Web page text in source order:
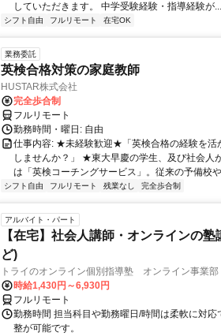
していただきます。 中学受験経験・指導経験が...
シフト自由 フルリモート 在宅OK
業務委託
英検合格対策の家庭教師
HUSTAR株式会社
完全歩合制
フルリモート
勤務時間・曜日: 自由
仕事内容: ★未経験歓迎★「英検合格の経験を活
しませんか？」 ★東大早慶の学生、及び社会
は「英検コーチングサービス」。従来の予備校
シフト自由 フルリモート 残業なし 完全歩合制
アルバイト・パート
【在宅】社会人講師・オンラインの
ど)
トライのオンライン個別指導塾 オンライン事業部
時給1,430円～6,930円
フルリモート
勤務時間 担当科目や勤務曜日/時間は柔軟に対
整が可能です。